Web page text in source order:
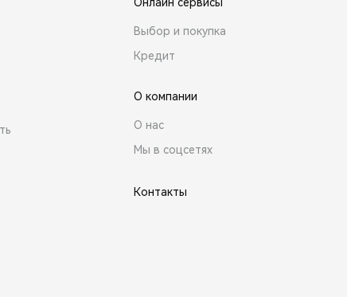
Выбор и покупка
Кредит
О компании
О нас
Мы в соцсетях
Контакты